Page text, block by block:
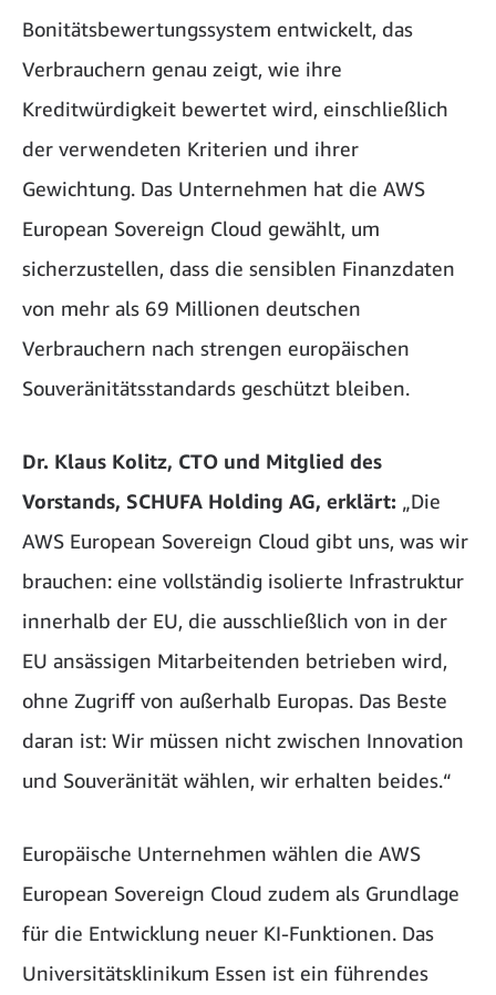
Bonitätsbewertungssystem entwickelt, das
Verbrauchern genau zeigt, wie ihre
Kreditwürdigkeit bewertet wird, einschließlich
der verwendeten Kriterien und ihrer
Gewichtung. Das Unternehmen hat die AWS
European Sovereign Cloud gewählt, um
sicherzustellen, dass die sensiblen Finanzdaten
von mehr als 69 Millionen deutschen
Verbrauchern nach strengen europäischen
Souveränitätsstandards geschützt bleiben.
Dr. Klaus Kolitz, CTO und Mitglied des
Vorstands, SCHUFA Holding AG, erklärt: „Die
AWS European Sovereign Cloud gibt uns, was wir
brauchen: eine vollständig isolierte Infrastruktur
innerhalb der EU, die ausschließlich von in der
EU ansässigen Mitarbeitenden betrieben wird,
ohne Zugriff von außerhalb Europas. Das Beste
daran ist: Wir müssen nicht zwischen Innovation
und Souveränität wählen, wir erhalten beides.“
Europäische Unternehmen wählen die AWS
European Sovereign Cloud zudem als Grundlage
für die Entwicklung neuer KI-Funktionen. Das
Universitätsklinikum Essen ist ein führendes